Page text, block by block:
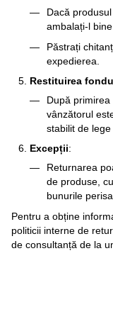
Dacă
ambalați-l
Păstrați
expedierea.
Restituirea
După primirea
vânzătorul
stabilit de
Excepții:
Returnarea
de produse,
bunurile
Pentru a obține
politicii interne de
de consultanță de la